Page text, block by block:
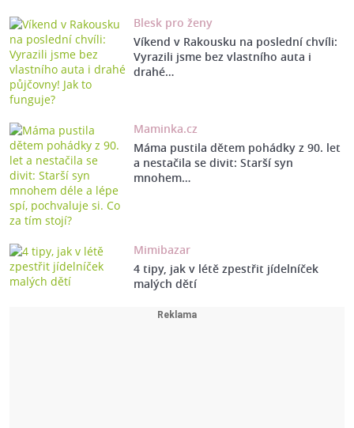
Blesk pro ženy
Víkend v Rakousku na poslední chvíli:
Vyrazili jsme bez vlastního auta i
drahé…
Maminka.cz
Máma pustila dětem pohádky z 90. let
a nestačila se divit: Starší syn
mnohem…
Mimibazar
4 tipy, jak v létě zpestřit jídelníček
malých dětí